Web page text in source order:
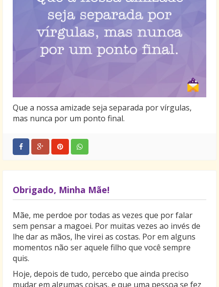
Que a nossa amizade seja separada por vírgulas,
mas nunca por um ponto final.
Obrigado, Minha Mãe!
Mãe, me perdoe por todas as vezes que por falar
sem pensar a magoei. Por muitas vezes ao invés de
lhe dar as mãos, lhe virei as costas. Por em alguns
momentos não ser aquele filho que você sempre
quis.
Hoje, depois de tudo, percebo que ainda preciso
mudar em algumas coisas, e que uma pessoa se fez